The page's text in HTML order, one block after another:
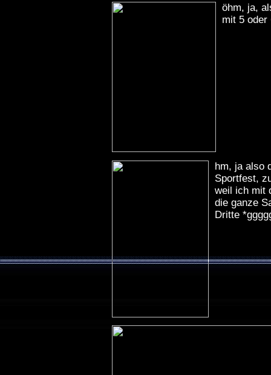
öhm, ja,
mit 5
hm, ja also
Sportfest,
weil ich mit
die ganze
Dritte